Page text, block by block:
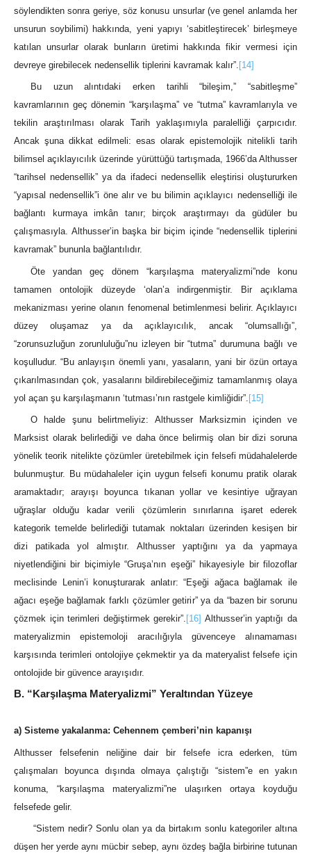
söylendikten sonra geriye, söz konusu unsurlar (ve genel anlamda her
unsurun soybilimi) hakkında, yeni yapıyı ‘sabitleştirecek’ birleşmeye
katılan unsurlar olarak bunların üretimi hakkında fikir vermesi için
devreye girebilecek nedensellik tiplerini kavramak kalır”. [14]
Bu uzun alıntıdaki erken tarihli “bileşim,” “sabitleşme”
kavramlarının geç dönemin “karşılaşma” ve “tutma” kavramlarıyla ve
tekilin araştırılması olarak Tarih yaklaşımıyla paralelliği çarpıcıdır.
Ancak şuna dikkat edilmeli: esas olarak epistemolojik nitelikli tarih
bilimsel açıklayıcılık üzerinde yürüttüğü tartışmada, 1966’da Althusser
“tarihsel nedensellik” ya da ifadeci nedensellik eleştirisi oluştururken
“yapısal nedensellik”i öne alır ve bu bilimin açıklayıcı nedenselliği ile
bağlantı kurmaya imkân tanır; birçok araştırmayı da güdüler bu
çalışmasıyla. Althusser’in başka bir biçim içinde “nedensellik tiplerini
kavramak” bununla bağlantılıdır.
Öte yandan geç dönem “karşılaşma materyalizmi”nde konu
tamamen ontolojik düzeyde ‘olan’a indirgenmiştir. Bir açıklama
mekanizması yerine olanın fenomenal betimlenmesi belirir. Açıklayıcı
düzey oluşamaz ya da açıklayıcılık, ancak “olumsallığı”,
“zorunsuzluğun zorunluluğu”nu izleyen bir “tutma” durumuna bağlı ve
koşulludur. “Bu anlayışın önemli yanı, yasaların, yani bir özün ortaya
çıkarılmasından çok, yasalarını bildirebileceğimiz tamamlanmış olaya
yol açan şu karşılaşmanın ‘tutması’nın rastgele kimliğidir”. [15]
O halde şunu belirtmeliyiz: Althusser Marksizmin içinden ve
Marksist olarak belirlediği ve daha önce belirmiş olan bir dizi soruna
yönelik teorik nitelikte çözümler üretebilmek için felsefi müdahalelerde
bulunmuştur. Bu müdahaleler için uygun felsefi konumu pratik olarak
aramaktadır; arayışı boyunca tıkanan yollar ve kesintiye uğrayan
uğraşlar olduğu kadar verili çözümlerin sınırlarına işaret ederek
kategorik temelde belirlediği tutamak noktaları üzerinden kesişen bir
dizi patikada yol almıştır. Althusser yaptığını ya da yapmaya
niyetlendiğini bir biçimiyle “Gruşa’nın eşeği” hikayesiyle bir filozoflar
meclisinde Lenin’i konuşturarak anlatır: “Eşeği ağaca bağlamak ile
ağacı eşeğe bağlamak farklı çözümler getirir” ya da “bazen bir sorunu
çözmek için terimleri değiştirmek gerekir”. [16] Althusser’in yaptığı da
materyalizmin epistemoloji aracılığıyla güvenceye alınamaması
karşısında terimleri ontolojiye çekmektir ya da materyalist felsefe için
ontolojide bir güvence arayışıdır.
B. “Karşılaşma Materyalizmi” Yeraltından Yüzeye
a) Sisteme yakalanma: Cehennem çemberi’nin kapanışı
Althusser felsefenin neliğine dair bir felsefe icra ederken, tüm
çalışmaları boyunca dışında olmaya çalıştığı “sistem”e en yakın
konuma, “karşılaşma materyalizmi”ne ulaşırken ortaya koyduğu
felsefede gelir.
“Sistem nedir? Sonlu olan ya da birtakım sonlu kategoriler altına
düşen her yerde aynı mücbir sebep, aynı özdeş bağla birbirine tutunan